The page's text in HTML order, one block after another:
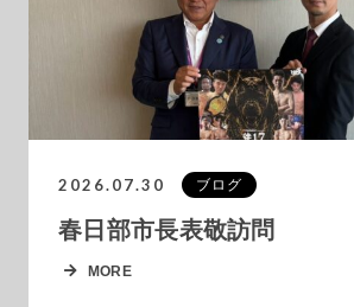
2026.07.30 ブログ
春日部市長表敬訪問
MORE